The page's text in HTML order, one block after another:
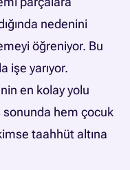
nedenini
öğreniyor. Bu
işe yarıyor.
en kolay yolu
sonunda hem çocuk
taahhüt altına